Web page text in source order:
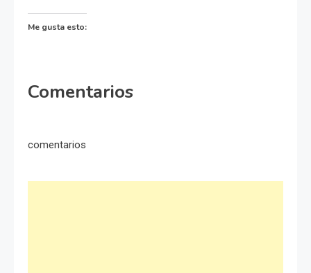
Me gusta esto:
Comentarios
comentarios